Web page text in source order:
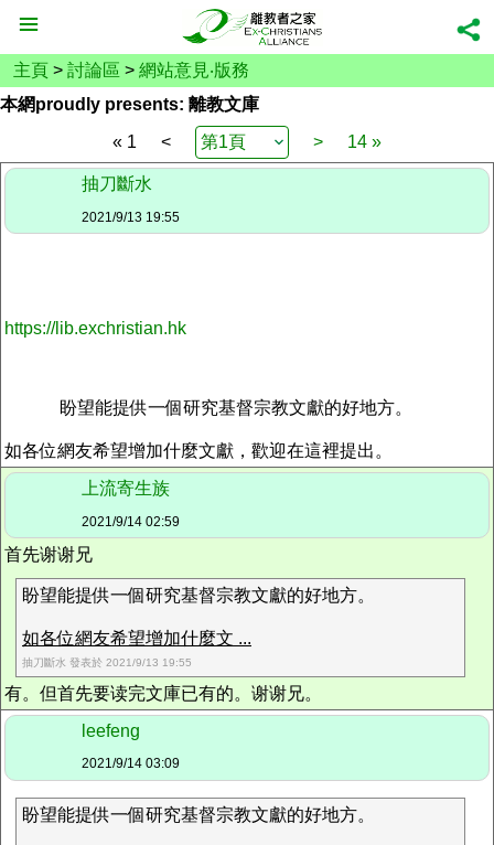
主頁 > 討論區 > 網站意見‧版務
本網proudly presents: 離教文庫
« 1
< > 14 »
抽刀斷水
2021/9/13 19:55
https://lib.exchristian.hk
盼望能提供一個研究基督宗教文獻的好地方。
如各位網友希望增加什麼文獻，歡迎在這裡提出。
上流寄生族
2021/9/14 02:59
首先谢谢兄
盼望能提供一個研究基督宗教文獻的好地方。
如各位網友希望增加什麼文 ...
抽刀斷水 發表於 2021/9/13 19:55
有。但首先要读完文庫已有的。谢谢兄。
leefeng
2021/9/14 03:09
盼望能提供一個研究基督宗教文獻的好地方。